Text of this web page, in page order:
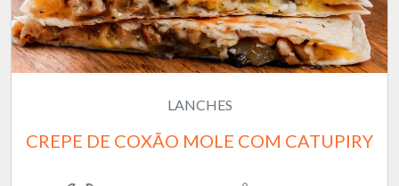
LANCHES
CREPE DE COXÃO MOLE COM CATUPIRY